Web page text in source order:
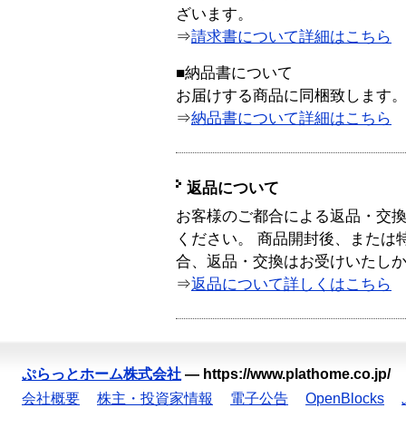
ざいます。
⇒請求書について詳細はこちら
■納品書について
お届けする商品に同梱致します。
⇒納品書について詳細はこちら
返品について
お客様のご都合による返品・交
ください。 商品開封後、または
合、返品・交換はお受けいたし
⇒返品について詳しくはこちら
ぷらっとホーム株式会社 — https://www.plathome.co.jp/
会社概要
株主・投資家情報 電子公告 OpenBlocks